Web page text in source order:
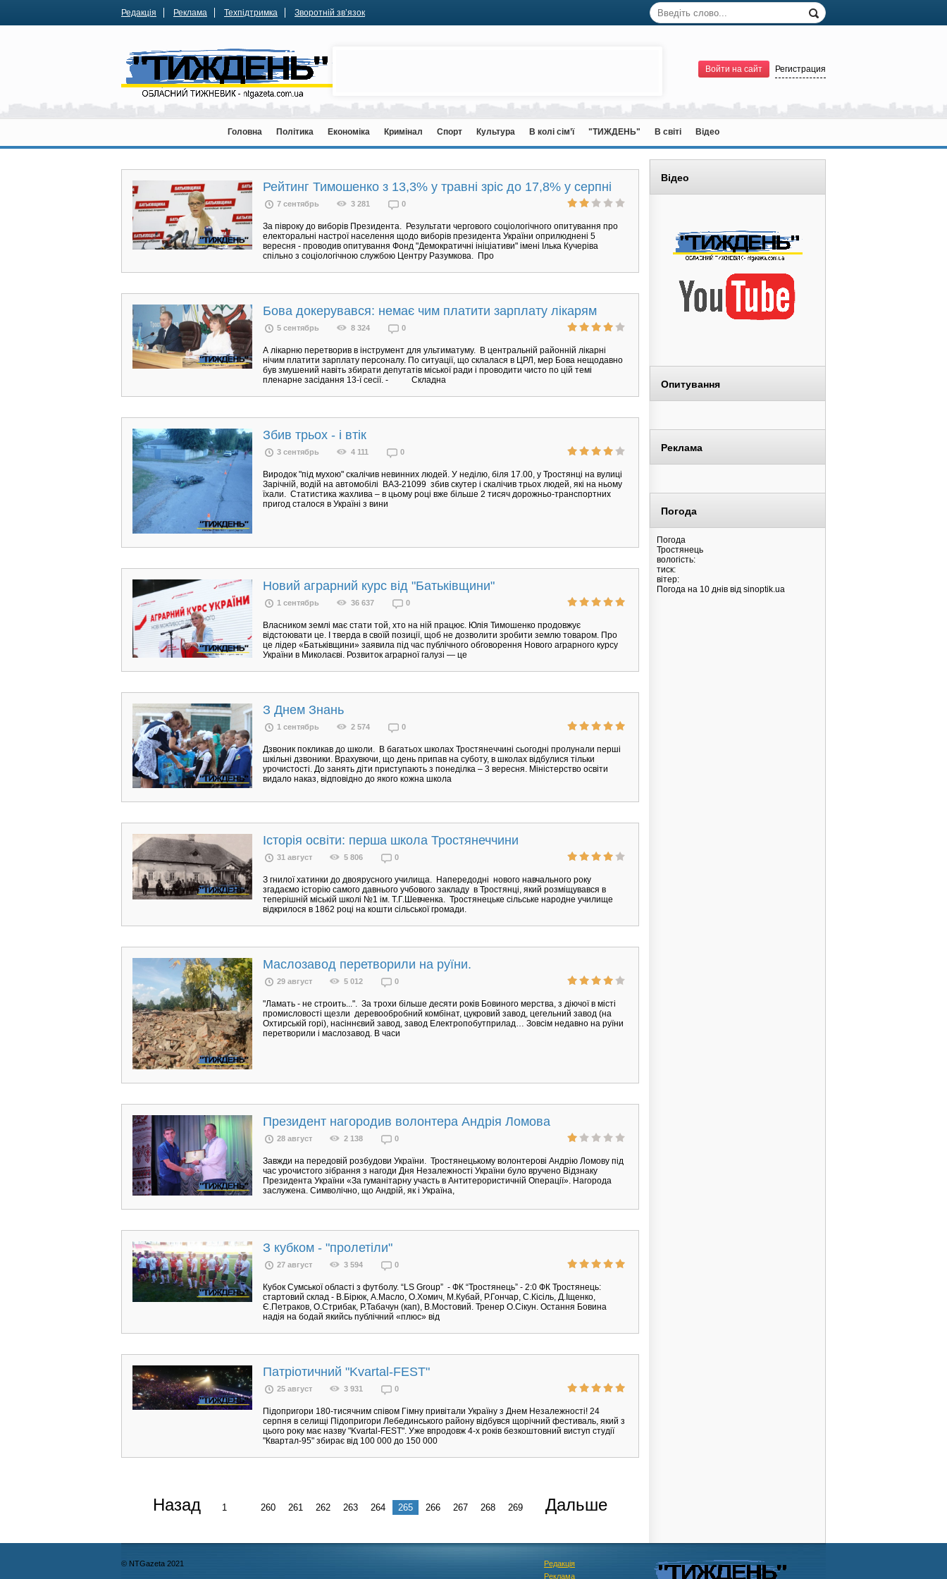
Редакція Реклама Техпідтримка Зворотній зв’язок
Войти на сайт Регистрация
Головна Політика Економіка Кримінал Спорт Культура В колі сім’ї "ТИЖДЕНЬ" В світі Відео
Рейтинг Тимошенко з 13,3% у травні зріс до 17,8% у серпні
7 сентябрь 3 281 0
За півроку до виборів Президента. Результати чергового соціологічного опитування про
електоральні настрої населення щодо виборів президента України оприлюднені 5
вересня - проводив опитування Фонд "Демократичні ініціативи" імені Ілька Кучеріва
спільно з соціологічною службою Центру Разумкова. Про
Бова докерувався: немає чим платити зарплату лікарям
5 сентябрь 8 324 0
А лікарню перетворив в інструмент для ультиматуму. В центральній районній лікарні
нічим платити зарплату персоналу. По ситуації, що склалася в ЦРЛ, мер Бова нещодавно
був змушений навіть збирати депутатів міської ради і проводити чисто по цій темі
пленарне засідання 13-ї сесії. - Складна
Збив трьох - і втік
3 сентябрь 4 111 0
Виродок "під мухою" скалічив невинних людей. У неділю, біля 17.00, у Тростянці на вулиці
Зарічній, водій на автомобілі ВАЗ-21099 збив скутер і скалічив трьох людей, які на ньому
їхали. Статистика жахлива – в цьому році вже більше 2 тисяч дорожньо-транспортних
пригод сталося в Україні з вини
Новий аграрний курс від "Батьківщини"
1 сентябрь 36 637 0
Власником землі має стати той, хто на ній працює. Юлія Тимошенко продовжує
відстоювати це. І тверда в своїй позиції, щоб не дозволити зробити землю товаром. Про
це лідер «Батьківщини» заявила під час публічного обговорення Нового аграрного курсу
України в Миколаєві. Розвиток аграрної галузі — це
З Днем Знань
1 сентябрь 2 574 0
Дзвоник покликав до школи. В багатьох школах Тростянеччині сьогодні пролунали перші
шкільні дзвоники. Врахувючи, що день припав на суботу, в школах відбулися тільки
урочистості. До занять діти приступають з понеділка – 3 вересня. Міністерство освіти
видало наказ, відповідно до якого кожна школа
Історія освіти: перша школа Тростянеччини
31 август 5 806 0
З гнилої хатинки до двоярусного училища. Напередодні нового навчального року
згадаємо історію самого давнього учбового закладу в Тростянці, який розміщувався в
теперішній міській школі №1 ім. Т.Г.Шевченка. Тростянецьке сільське народне училище
відкрилося в 1862 році на кошти сільської громади.
Маслозавод перетворили на руїни.
29 август 5 012 0
"Ламать - не строить...". За трохи більше десяти років Бовиного мерства, з діючої в місті
промисловості щезли деревообробний комбінат, цукровий завод, цегельний завод (на
Охтирській горі), насіннєвий завод, завод Електропобутприлад… Зовсім недавно на руїни
перетворили і маслозавод. В часи
Президент нагородив волонтера Андрія Ломова
28 август 2 138 0
Завжди на передовій розбудови України. Тростянецькому волонтерові Андрію Ломову під
час урочистого зібрання з нагоди Дня Незалежності України було вручено Відзнаку
Президента України «За гуманітарну участь в Антитерористичній Операції». Нагорода
заслужена. Символічно, що Андрій, як і Україна,
З кубком - "пролетіли"
27 август 3 594 0
Кубок Сумської області з футболу. “LS Group” - ФК “Тростянець” - 2:0 ФК Тростянець:
стартовий склад - В.Бірюк, А.Масло, О.Хомич, М.Кубай, Р.Гончар, С.Кісіль, Д.Іщенко,
Є.Петраков, О.Стрибак, Р.Табачун (кап), В.Мостовий. Тренер О.Сікун. Остання Бовина
надія на бодай якийсь публічний «плюс» від
Патріотичний "Kvartal-FEST"
25 август 3 931 0
Підопригори 180-тисячним співом Гімну привітали Україну з Днем Незалежності! 24
серпня в селищі Підопригори Лебединського району відбувся щорічний фестиваль, який з
цього року має назву "Kvartal-FEST". Уже впродовж 4-х років безкоштовний виступ студії
"Квартал-95" збирає від 100 000 до 150 000
Назад 1 260 261 262 263 264 265 266 267 268 269 Дальше
Відео
Опитування
Реклама
Погода
Погода
Тростянець
вологість:
тиск:
вітер:
Погода на 10 днів від sinoptik.ua
© NTGazeta 2021
Редакція
Реклама